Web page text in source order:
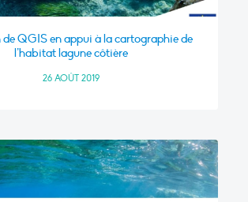
QGIS en appui à la cartographie de
l’habitat lagune côtière
26 AOÛT 2019